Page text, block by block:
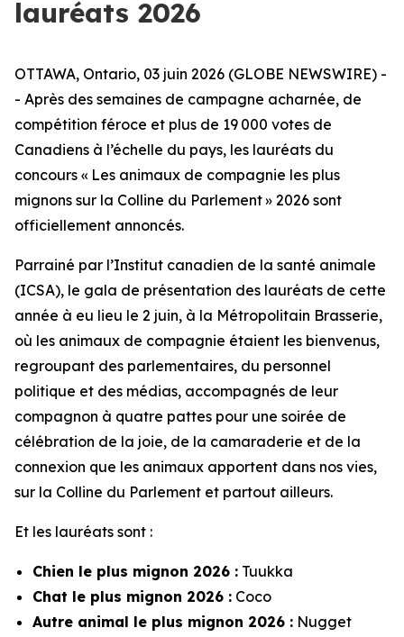
lauréats 2026
OTTAWA, Ontario, 03 juin 2026 (GLOBE NEWSWIRE) -
- Après des semaines de campagne acharnée, de
compétition féroce et plus de 19 000 votes de
Canadiens à l’échelle du pays, les lauréats du
concours « Les animaux de compagnie les plus
mignons sur la Colline du Parlement » 2026 sont
officiellement annoncés.
Parrainé par l’Institut canadien de la santé animale
(ICSA), le gala de présentation des lauréats de cette
année à eu lieu le 2 juin, à la Métropolitain Brasserie,
où les animaux de compagnie étaient les bienvenus,
regroupant des parlementaires, du personnel
politique et des médias, accompagnés de leur
compagnon à quatre pattes pour une soirée de
célébration de la joie, de la camaraderie et de la
connexion que les animaux apportent dans nos vies,
sur la Colline du Parlement et partout ailleurs.
Et les lauréats sont :
Chien le plus mignon 2026 : Tuukka
Chat le plus mignon 2026 : Coco
Autre animal le plus mignon 2026 : Nugget